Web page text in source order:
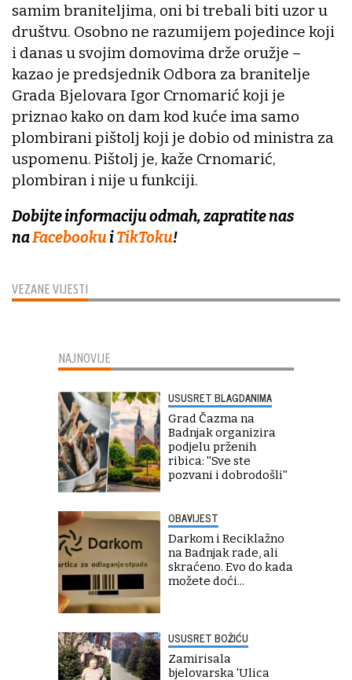
VEZANE VIJESTI
samim braniteljima, oni bi trebali biti uzor u
društvu. Osobno ne razumijem pojedince koji
i danas u svojim domovima drže oružje –
kazao je predsjednik Odbora za branitelje
Grada Bjelovara Igor Crnomarić koji je
priznao kako on dam kod kuće ima samo
plombirani pištolj koji je dobio od ministra za
uspomenu. Pištolj je, kaže Crnomarić,
plombiran i nije u funkciji.
Dobijte informaciju odmah, zapratite nas
naFacebookuiTikToku!
NAJNOVIJE
USUSRET BLAGDANIMA
Grad Čazma na
Badnjak organizira
podjelu prženih
ribica: ''Sve ste
pozvani i dobrodošli''
OBAVIJEST
Darkom i Reciklažno
na Badnjak rade, ali
skraćeno. Evo do kada
možete doći...
USUSRET BOŽIĆU
Zamirisala
bjelovarska 'Ulica